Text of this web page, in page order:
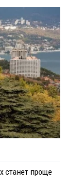
станет проще